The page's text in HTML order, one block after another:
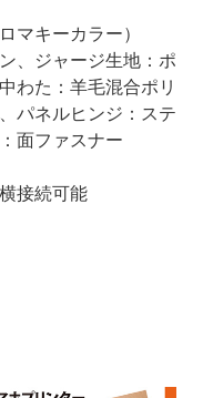
マキーカラー）
、ジャージ生地：ポ
わた：羊毛混合ポリ
パネルヒンジ：ステ
面ファスナー
接続可能